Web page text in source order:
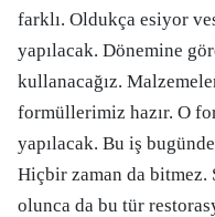
farklı. Oldukça esiyor
yapılacak. Dönemine
kullanacağız.
formüllerimiz hazır. O
yapılacak. Bu iş
Hiçbir zaman da bitmez.
olunca da bu tür